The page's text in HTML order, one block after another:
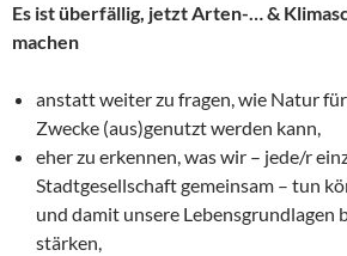
Es ist überfällig, jetzt Arten-… &
machen
anstatt weiter zu fragen, wie Natur
Zwecke (aus)genutzt werden kann,
eher zu erkennen, was wir – jede/r
Stadtgesellschaft gemeinsam – tun
und damit unsere Lebensgrundlagen
stärken,